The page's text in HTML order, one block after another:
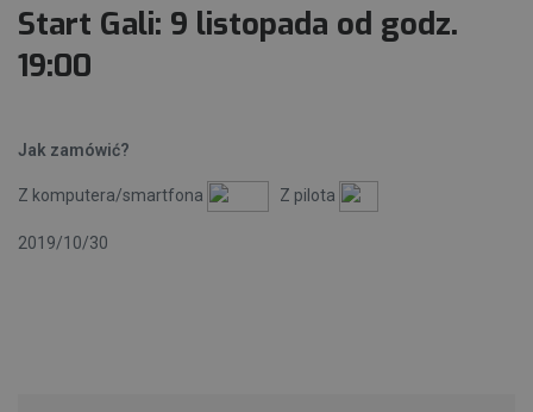
Start Gali: 9 listopada od godz.
19:00
Jak zamówić?
Z komputera/smartfona Z pilota
2019/10/30